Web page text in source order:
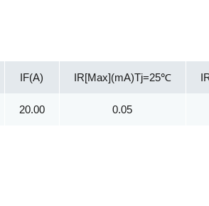
IF(A)
20.00
IR[Max](mA)Tj=25℃
0.05